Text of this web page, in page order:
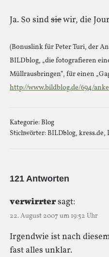
Ja. So sindsiewir, die
(Bonuslink für Peter Turi, der
BILDblog, „die fotografieren
Müllrausbringen“, für einen
http://www.bildblog.de/694/
Kategorie:Blog
Stichwörter:BILDblog, kress.de,
121 Antworten
verwirrtersagt:
22. August 2007 um 19:52 Uhr
Irgendwie ist nach
fast alles unklar.